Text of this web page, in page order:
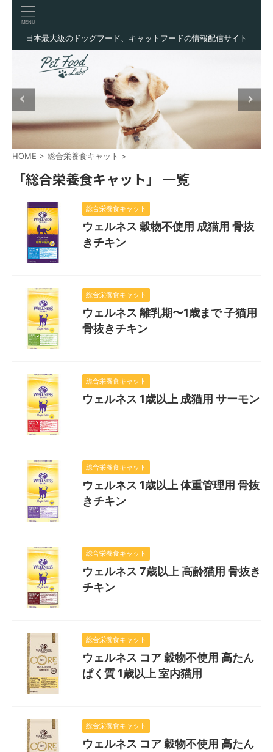
日本最大級のドッグフード、キャットフードの情報配信サイト
HOME > 総合栄養食キャット >
「総合栄養食キャット」 一覧
総合栄養食キャット
ウェルネス 穀物不使用 成猫用 骨抜
きチキン
総合栄養食キャット
ウェルネス 離乳期〜1歳まで 子猫用
骨抜きチキン
総合栄養食キャット
ウェルネス 1歳以上 成猫用 サーモン
総合栄養食キャット
ウェルネス 1歳以上 体重管理用 骨抜
きチキン
総合栄養食キャット
ウェルネス 7歳以上 高齢猫用 骨抜き
チキン
総合栄養食キャット
ウェルネス コア 穀物不使用 高たん
ぱく質 1歳以上 室内猫用
総合栄養食キャット
ウェルネス コア 穀物不使用 高たん